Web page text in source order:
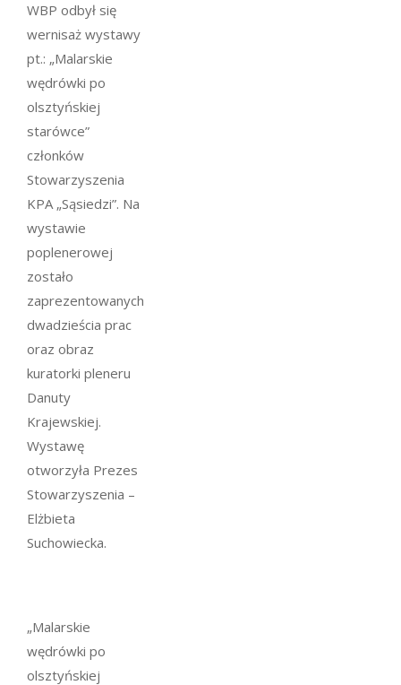
WBP odbył się
wernisaż wystawy
pt.: „Malarskie
wędrówki po
olsztyńskiej
starówce”
członków
Stowarzyszenia
KPA „Sąsiedzi”. Na
wystawie
poplenerowej
zostało
zaprezentowanych
dwadzieścia prac
oraz obraz
kuratorki pleneru
Danuty
Krajewskiej.
Wystawę
otworzyła Prezes
Stowarzyszenia –
Elżbieta
Suchowiecka.
„Malarskie
wędrówki po
olsztyńskiej